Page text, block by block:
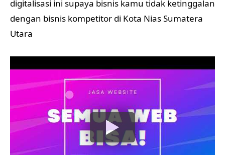
digitalisasi ini supaya bisnis kamu tidak ketinggalan
dengan bisnis kompetitor di Kota Nias Sumatera
Utara